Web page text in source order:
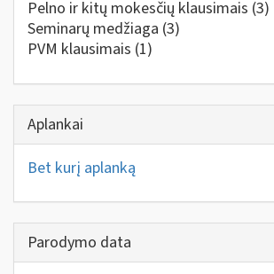
Pelno ir kitų mokesčių klausimais (3)
Seminarų medžiaga (3)
PVM klausimais (1)
Aplankai
Bet kurį aplanką
Parodymo data